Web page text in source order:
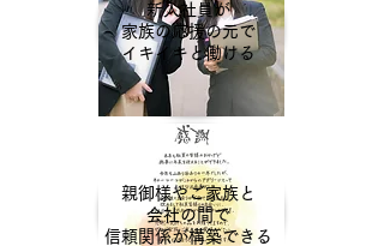
新入社員が
家族の応援の元で
イキイキと働ける
親御様やご家族と
会社の間で
信頼関係が構築できる